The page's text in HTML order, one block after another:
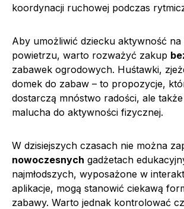
koordynacji ruchowej podczas
Aby umożliwić dziecku aktywność na
powietrzu, warto rozważyć zakup
zabawek ogrodowych. Huśtawki,
domek do zabaw – to propozycje,
dostarczą mnóstwo radości, ale
malucha do aktywności fizycznej.
W dzisiejszych czasach nie można
nowoczesnych gadżetach
najmłodszych, wyposażone w
aplikacje, mogą stanowić ciekawą
zabawy. Warto jednak kontrolować